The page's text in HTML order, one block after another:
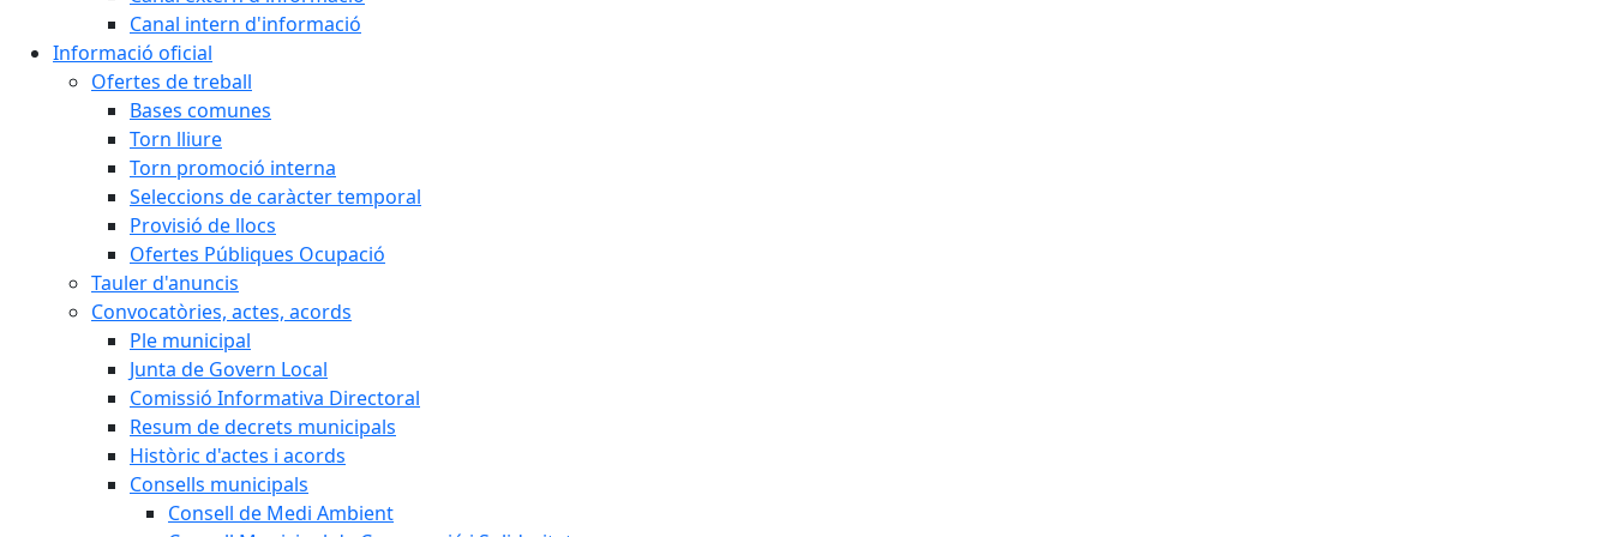
Canal intern d'informació
Informació oficial
Ofertes de treball
Bases comunes
Torn lliure
Torn promoció interna
Seleccions de caràcter temporal
Provisió de llocs
Ofertes Públiques Ocupació
Tauler d'anuncis
Convocatòries, actes, acords
Ple municipal
Junta de Govern Local
Comissió Informativa Directoral
Resum de decrets municipals
Històric d'actes i acords
Consells municipals
Consell de Medi Ambient